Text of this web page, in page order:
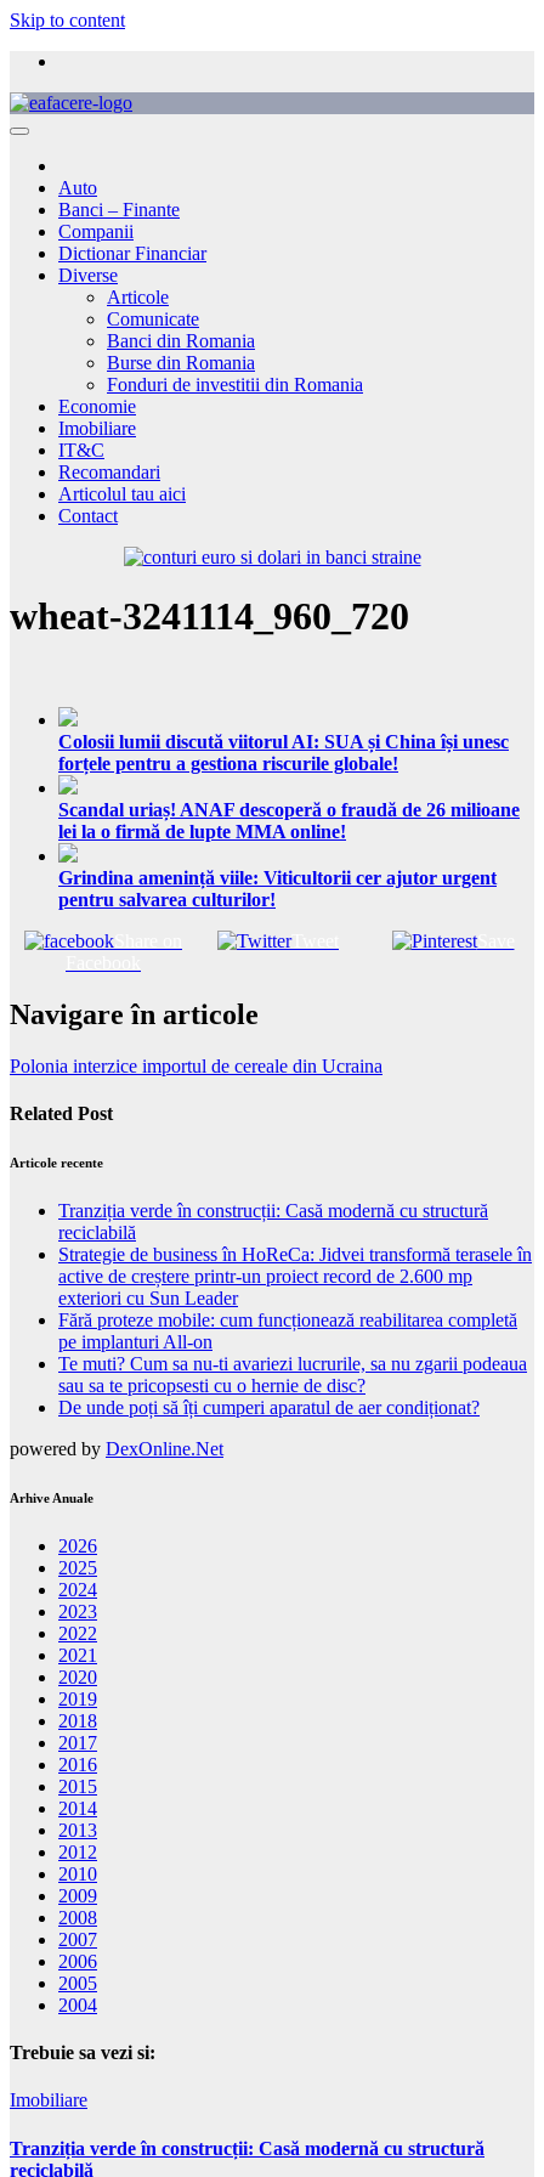
Skip to content
Auto
Banci – Finante
Companii
Dictionar Financiar
Diverse
Articole
Comunicate
Banci din Romania
Burse din Romania
Fonduri de investitii din Romania
Economie
Imobiliare
IT&C
Recomandari
Articolul tau aici
Contact
wheat-3241114_960_720
Colosii lumii discută viitorul AI: SUA și China își unesc
forțele pentru a gestiona riscurile globale!
Scandal uriaș! ANAF descoperă o fraudă de 26 milioane
lei la o firmă de lupte MMA online!
Grindina amenință viile: Viticultorii cer ajutor urgent
pentru salvarea culturilor!
Tweet Save
Navigare în articole
Polonia interzice importul de cereale din Ucraina
Related Post
Articole recente
Tranziția verde în construcții: Casă modernă cu structură
reciclabilă
Strategie de business în HoReCa: Jidvei transformă terasele în
active de creștere printr-un proiect record de 2.600 mp
exteriori cu Sun Leader
Fără proteze mobile: cum funcționează reabilitarea completă
pe implanturi All-on
Te muti? Cum sa nu-ti avariezi lucrurile, sa nu zgarii podeaua
sau sa te pricopsesti cu o hernie de disc?
De unde poți să îți cumperi aparatul de aer condiționat?
powered by DexOnline.Net
Arhive Anuale
2026
2025
2024
2023
2022
2021
2020
2019
2018
2017
2016
2015
2014
2013
2012
2010
2009
2008
2007
2006
2005
2004
Trebuie sa vezi si:
Imobiliare
Tranziția verde în construcții: Casă modernă cu structură
reciclabilă